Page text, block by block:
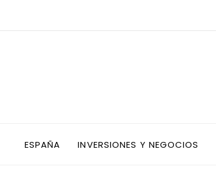
ESPAÑA INVERSIONES Y NEGOCIOS